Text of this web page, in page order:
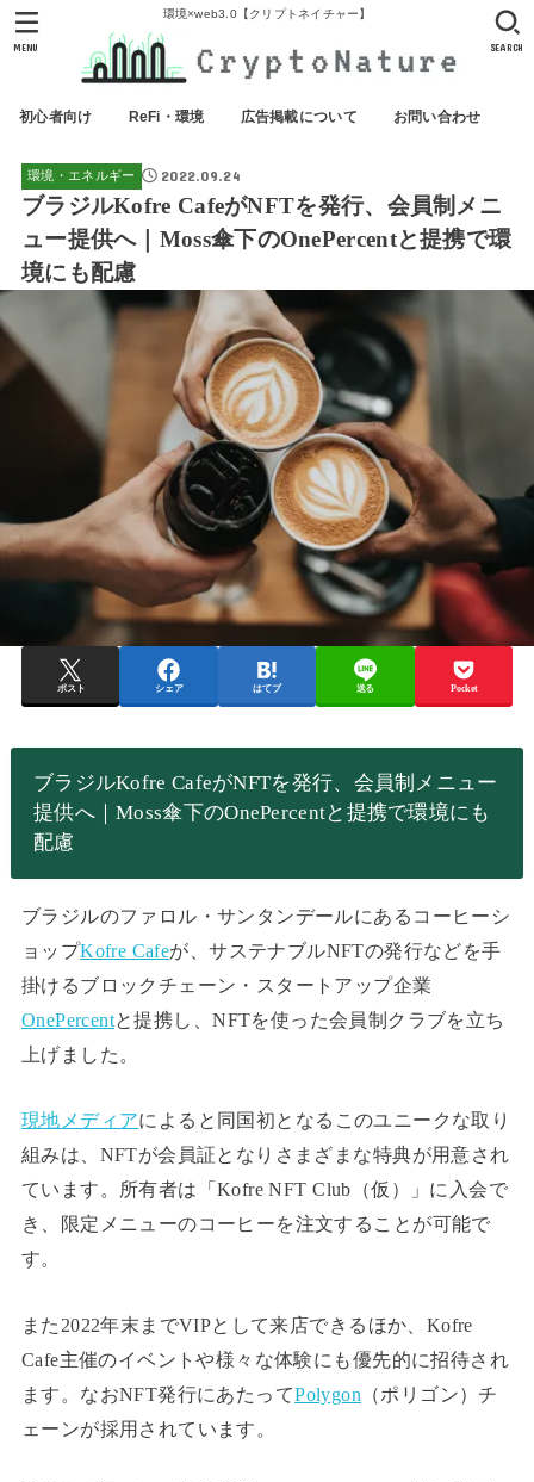
環境×web3.0【クリプトネイチャー】
初心者向け ReFi・環境 広告掲載について お問い合わせ
SEARCH
MENU
環境・エネルギー 2022.09.24
ブラジルKofre CafeがNFTを発行、会員制メニ
ュー提供へ｜Moss傘下のOnePercentと提携で環
境にも配慮
ポスト シェア はてブ 送る Pocket
ブラジルKofre CafeがNFTを発行、会員制メニュー
提供へ｜Moss傘下のOnePercentと提携で環境にも
配慮
ブラジルのファロル・サンタンデールにあるコーヒーシ
ョップKofre Cafeが、サステナブルNFTの発行などを手
掛けるブロックチェーン・スタートアップ企業
OnePercentと提携し、NFTを使った会員制クラブを立ち
上げました。
現地メディアによると同国初となるこのユニークな取り
組みは、NFTが会員証となりさまざまな特典が用意され
ています。所有者は「Kofre NFT Club（仮）」に入会で
き、限定メニューのコーヒーを注文することが可能で
す。
また2022年末までVIPとして来店できるほか、Kofre
Cafe主催のイベントや様々な体験にも優先的に招待され
ます。なおNFT発行にあたってPolygon （ポリゴン）チ
ェーンが採用されています。